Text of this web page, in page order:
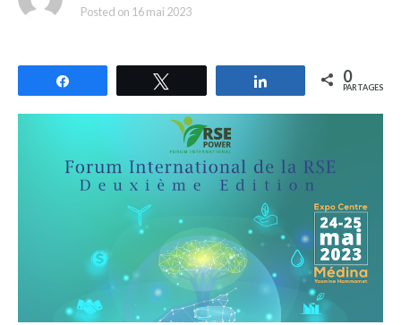
Posted on 16 mai 2023
Partagez 0
PARTAGES